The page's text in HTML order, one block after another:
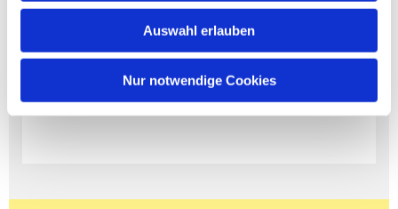
Auswahl erlauben
Nur notwendige Cookies